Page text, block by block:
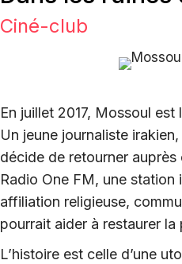
Ciné-club
En juillet 2017, Mossoul est
Un jeune journaliste
décide de retourner
Radio One FM, une
affiliation religieuse,
pourrait aider à restaurer la
L’histoire est celle d’une